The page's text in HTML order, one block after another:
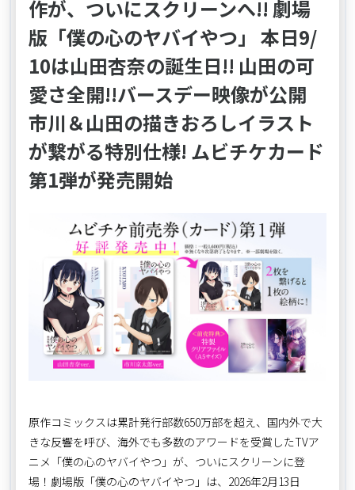
作が、ついにスクリーンへ!! 劇場
版「僕の心のヤバイやつ」 本日9/
10は山田杏奈の誕生日!! 山田の可
愛さ全開!!バースデー映像が公開
市川＆山田の描きおろしイラスト
が繋がる特別仕様! ムビチケカード
第1弾が発売開始
原作コミックスは累計発行部数650万部を超え、国内外で大
きな反響を呼び、海外でも多数のアワードを受賞したTVア
ニメ「僕の心のヤバイやつ」が、ついにスクリーンに登
場！劇場版「僕の心のヤバイやつ」は、2026年2月13日